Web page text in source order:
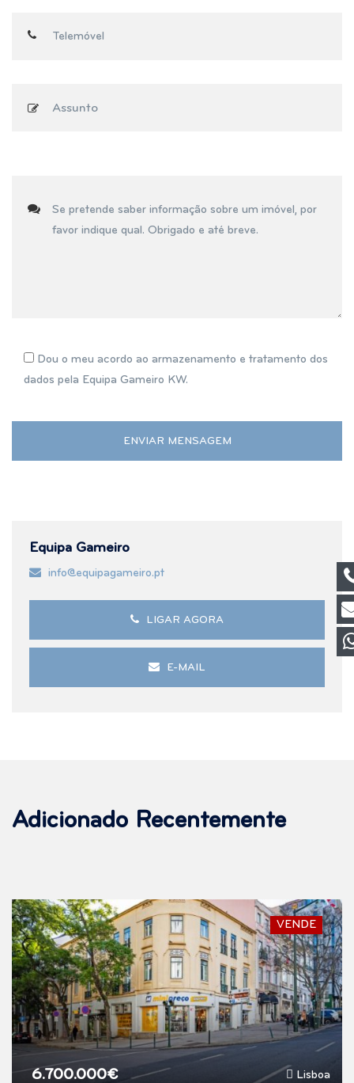
Assunto
Dou o meu acordo ao armazenamento e tratamento dos
dados pela Equipa Gameiro KW.
Equipa Gameiro
info@equipagameiro.pt
LIGAR AGORA
E-MAIL
Adicionado Recentemente
VENDE
Lisboa
6.700.000€